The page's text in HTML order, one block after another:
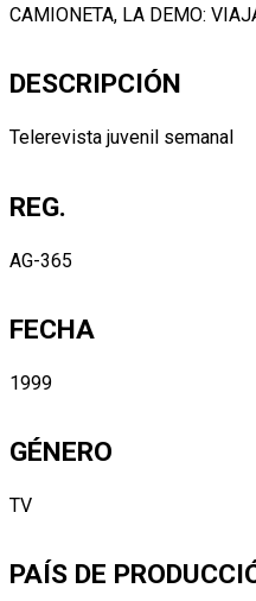
CAMIONETA, LA DEMO:
DESCRIPCIÓN
Telerevista juvenil semanal
REG.
AG-365
FECHA
1999
GÉNERO
TV
PAÍS DE